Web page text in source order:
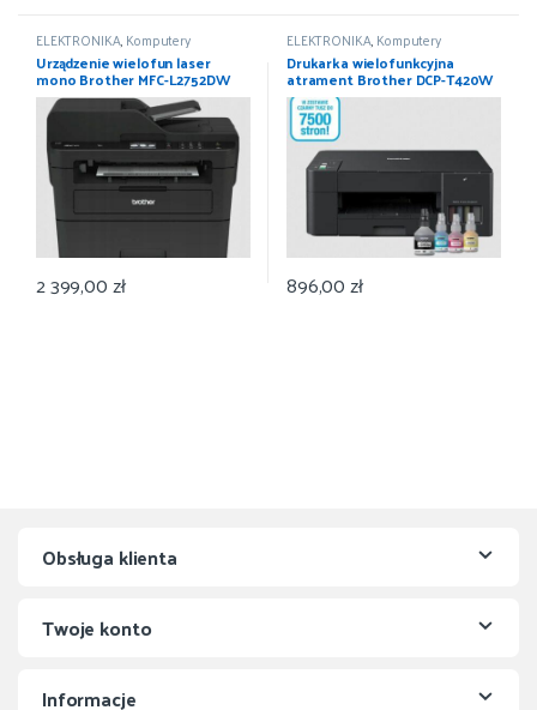
ELEKTRONIKA, Komputery
Urządzenie wielofun laser
mono Brother MFC-L2752DW
2 399,00zł
ELEKTRONIKA, Komputery
Drukarka wielofunkcyjna
atrament Brother DCP-T420W
896,00zł
Obsługa klienta
Twoje konto
Informacje